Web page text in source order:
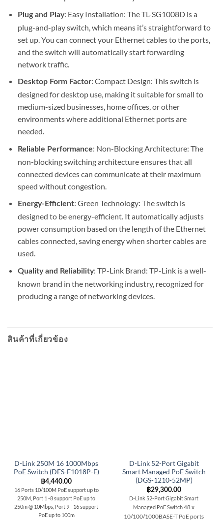
Plug and Play: Easy Installation: The TL-SG1008D is a
plug-and-play switch, which means it’s straightforward to
set up. You can connect your Ethernet cables to the ports,
and the switch will automatically start forwarding
network traffic.
Desktop Form Factor: Compact Design: This switch is
designed for desktop use, making it suitable for small to
medium-sized businesses, home offices, or other
environments where additional Ethernet ports are
needed.
Reliable Performance: Non-Blocking Architecture: The
non-blocking switching architecture ensures that all
connected devices can communicate at their maximum
speed without congestion.
Energy-Efficient: Green Technology: The switch is
designed to be energy-efficient. It automatically adjusts
power consumption based on the length of the Ethernet
cables connected, saving energy when shorter cables are
used.
Quality and Reliability: TP-Link Brand: TP-Link is a well-
known brand in the networking industry, recognized for
producing a range of networking devices.
สินค้าที่เกี่ยวข้อง
D-Link 250M 16 1000Mbps
PoE Switch (DES-F1018P-E)
฿4,440.00
16 Ports 10/100M PoE support up to
250M, Port 1 -8 support PoE up to
250m @ 10Mbps, Port 9 - 16 support
PoE up to 100m
D-Link 52-Port Gigabit
Smart Managed PoE Switch
(DGS-1210-52MP)
฿29,300.00
D-Link 52-Port Gigabit Smart
Managed PoE Switch48 x
10/100/1000BASE-T PoE ports